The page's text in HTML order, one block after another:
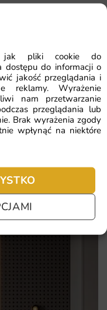
jak pliki cookie do
dostępu do informacji o
jakość przeglądania i
reklamy. Wyrażenie
nam przetwarzanie
przeglądania lub
Brak wyrażenia zgody
wpłynąć na niektóre
wnętrza.
design, trwałą
propozycję:
zakupie. Ale jeżeli